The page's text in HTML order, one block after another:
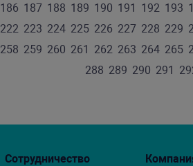
186 187 188 189 190 191 192 193
222 223 224 225 226 227 228 229
258 259 260 261 262 263 264 265
288 289 290 291
Сотрудничество